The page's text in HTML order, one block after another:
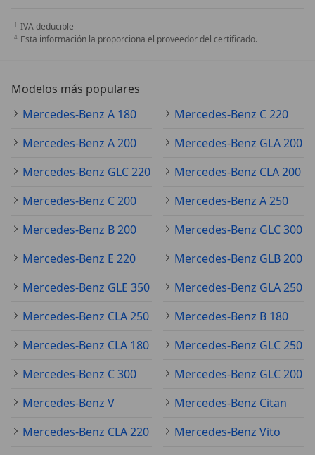
IVA deducible
Esta información la proporciona el proveedor del certificado.
Modelos más populares
Mercedes-Benz A 180
Mercedes-Benz C 220
Mercedes-Benz A 200
Mercedes-Benz GLA 200
Mercedes-Benz GLC 220
Mercedes-Benz CLA 200
Mercedes-Benz C 200
Mercedes-Benz A 250
Mercedes-Benz B 200
Mercedes-Benz GLC 300
Mercedes-Benz E 220
Mercedes-Benz GLB 200
Mercedes-Benz GLE 350
Mercedes-Benz GLA 250
Mercedes-Benz CLA 250
Mercedes-Benz B 180
Mercedes-Benz CLA 180
Mercedes-Benz GLC 250
Mercedes-Benz C 300
Mercedes-Benz GLC 200
Mercedes-Benz V
Mercedes-Benz Citan
Mercedes-Benz CLA 220
Mercedes-Benz Vito